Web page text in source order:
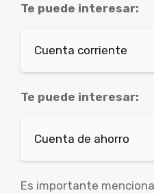
Te puede interesar:
Cuenta corriente
Te puede interesar:
Cuenta de ahorro
Es importante